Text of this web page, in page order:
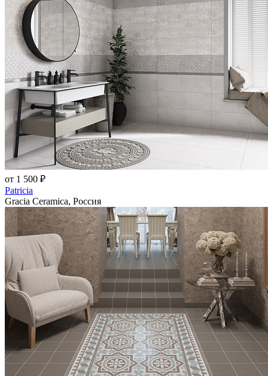
от 1 500 ₽
Patricia
Gracia Ceramica, Россия